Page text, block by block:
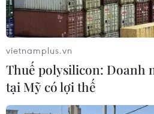
21/07/2021 10:06
Brisbane là thành phố thứ 3
Olympic mùa Hè, sau
Sydney vào năm 2000.
vietnamplus.vn
Thuế polysilicon: Doanh
tại Mỹ có lợi thế